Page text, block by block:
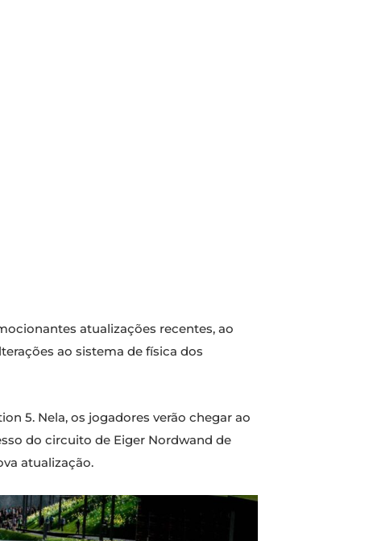
atualizações recentes, ao
ao sistema de física dos
5. Nela, os jogadores verão chegar ao
do circuito de Eiger Nordwand de
atualização.